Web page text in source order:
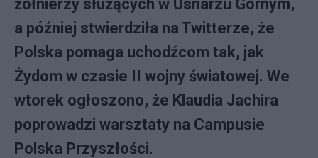
żołnierzy służących w Usnarzu Górnym,
a później stwierdziła na Twitterze, że
Polska pomaga uchodźcom tak, jak
Żydom w czasie II wojny światowej. We
wtorek ogłoszono, że Klaudia Jachira
poprowadzi warsztaty na Campusie
Polska Przyszłości.